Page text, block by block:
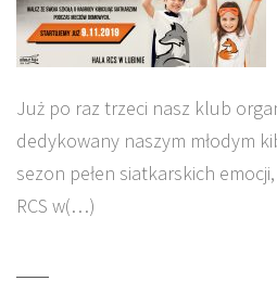
Już po raz trzeci nasz klub
dedykowany naszym młodym
sezon pełen siatkarskich
RCS w(…)